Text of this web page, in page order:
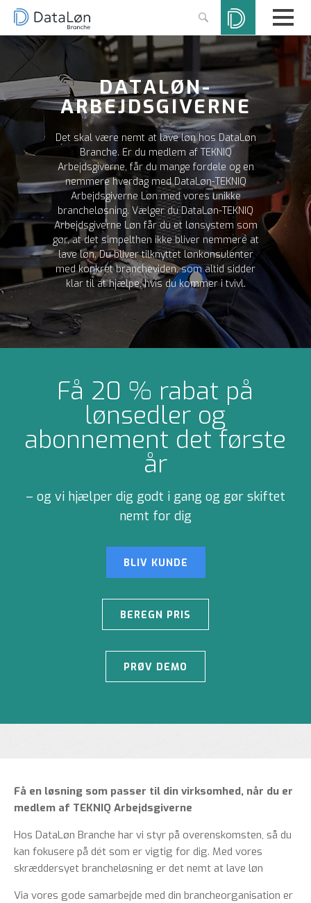
DATALØN-
ARBEJDSGIVERNE
Det skal være nemt at lave løn hos DataLøn
Branche. Er du medlem af TEKNIQ
Arbejdsgiverne, får du mange fordele og en
nemmere hverdag med DataLøn-TEKNIQ
Arbejdsgiverne Løn med vores unikke
brancheløsning. Vælger du DataLøn-TEKNIQ
Arbejdsgiverne Løn får du et lønsystem som
gør, at det simpelthen ikke bliver nemmere at
lave løn. Du bliver tilknyttet lønkonsulenter
med konkret brancheviden, som altid sidder
klar til at hjælpe, hvis du kommer i tvivl.
Få 20 % rabat på
lønsedler og
abonnement det første
år
– og vi hjælper dig godt i gang og gør skiftet
nemt for dig
BLIV KUNDE
BEREGN PRIS
PRØV DEMO
Få en løsning som passer til din virksomhed, når du er
medlem af TEKNIQ Arbejdsgiverne
Hos DataLøn Branche har vi styr på overenskomsten, så du
kan fokusere på dét som er vigtig for dig. Med vores
skræddersyet brancheløsning er det nemt at lave løn
Via vores gode samarbejde med din brancheorganisation er